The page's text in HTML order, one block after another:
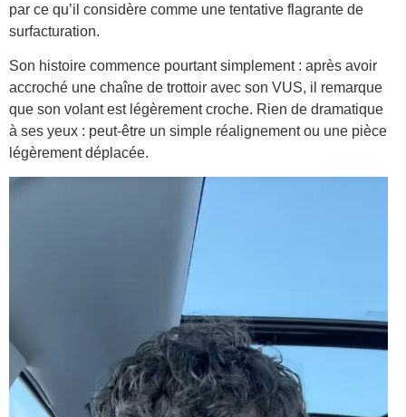
par ce qu’il considère comme une tentative flagrante de
surfacturation.
Son histoire commence pourtant simplement : après avoir
accroché une chaîne de trottoir avec son VUS, il remarque
que son volant est légèrement croche. Rien de dramatique
à ses yeux : peut-être un simple réalignement ou une pièce
légèrement déplacée.